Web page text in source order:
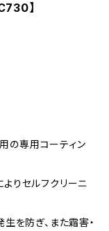
】
の専用コーティン
りセルフクリーニ
を防ぎ、また霜害・